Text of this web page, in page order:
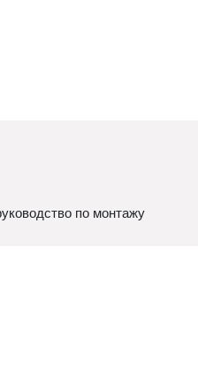
по монтажу